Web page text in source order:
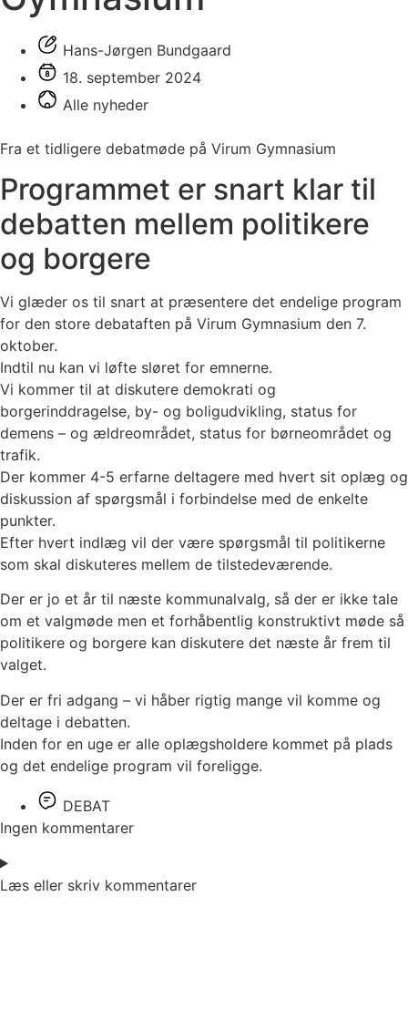
Hans-Jørgen Bundgaard
18. september 2024
Alle nyheder
Fra et tidligere debatmøde på Virum Gymnasium
Programmet er snart klar til
debatten mellem politikere
og borgere
Vi glæder os til snart at præsentere det endelige program
for den store debataften på Virum Gymnasium den 7.
oktober.
Indtil nu kan vi løfte sløret for emnerne.
Vi kommer til at diskutere demokrati og
borgerinddragelse, by- og boligudvikling, status for
demens – og ældreområdet, status for børneområdet og
trafik.
Der kommer 4-5 erfarne deltagere med hvert sit oplæg og
diskussion af spørgsmål i forbindelse med de enkelte
punkter.
Efter hvert indlæg vil der være spørgsmål til politikerne
som skal diskuteres mellem de tilstedeværende.
Der er jo et år til næste kommunalvalg, så der er ikke tale
om et valgmøde men et forhåbentlig konstruktivt møde så
politikere og borgere kan diskutere det næste år frem til
valget.
Der er fri adgang – vi håber rigtig mange vil komme og
deltage i debatten.
Inden for en uge er alle oplægsholdere kommet på plads
og det endelige program vil foreligge.
DEBAT
Ingen kommentarer
Læs eller skriv kommentarer